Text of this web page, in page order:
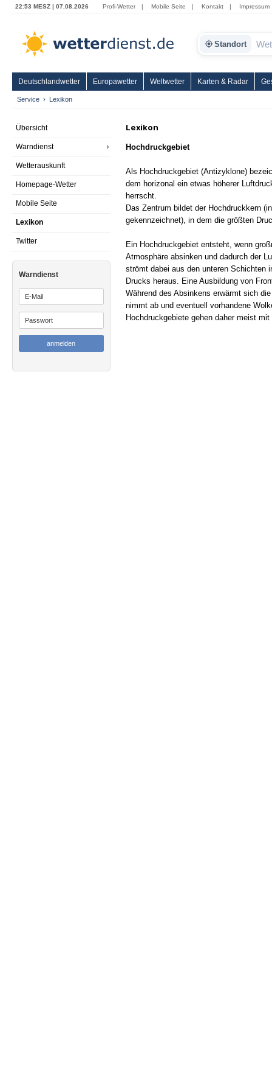
22:53 MESZ | 07.08.2026 Profi-Wetter | Mobile Seite | Kontakt | Impressum
Standort
Deutschlandwetter Europawetter Weltwetter Karten & Radar
Service Lexikon
Übersicht
Warndienst
Wetterauskunft
Homepage-Wetter
Mobile Seite
Lexikon
Twitter
Warndienst
Lexikon
Hochdruckgebiet
Als Hochdruckgebiet (Antizyklone)
dem horizonal ein etwas höherer
herrscht.
Das Zentrum bildet der Hochdruckkern
gekennzeichnet), in dem die größten
Ein Hochdruckgebiet entsteht, wenn
Atmosphäre absinken und dadurch der
strömt dabei aus den unteren Schichten
Drucks heraus. Eine Ausbildung von
Während des Absinkens erwärmt sich
nimmt ab und eventuell vorhandene
Hochdruckgebiete gehen daher meist